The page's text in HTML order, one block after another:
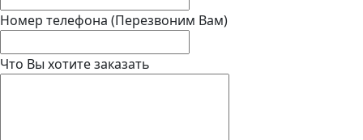
Номер телефона (Перезвоним Вам)
Что Вы хотите заказать